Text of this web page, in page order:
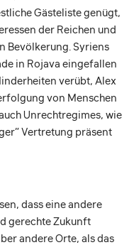
Gästeliste genügt,
der Reichen und
Bevölkerung. Syriens
in Rojava eingefallen
verübt, Alex
von Menschen
Unrechtregimes, wie
Vertretung präsent
dass eine andere
gerechte Zukunft
andere Orte, als das